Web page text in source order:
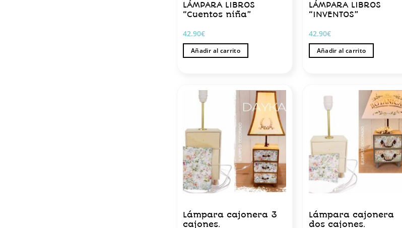
LÁMPARA LIBROS
“Cuentos niña”
42.90€
Añadir al carrito
LÁMPARA LIBROS
“INVENTOS”
42.90€
Añadir al carrito
Lámpara cajonera 3
cajones.
Lámpara cajonera
dos cajones.